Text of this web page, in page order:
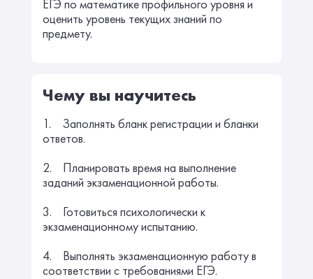
ЕГЭ по математике профильного уровня и
оценить уровень текущих знаний по
предмету.
Чему вы научитесь
1. Заполнять бланк регистрации и бланки
ответов.
2. Планировать время на выполнение
заданий экзаменационной работы.
3. Готовиться психологически к
экзаменационному испытанию.
4. Выполнять экзаменационную работу в
соответствии с требованиями ЕГЭ.